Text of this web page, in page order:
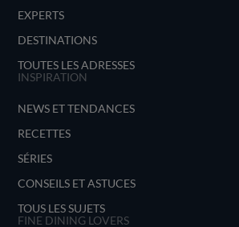
EXPERTS
DESTINATIONS
TOUTES LES ADRESSES
INSPIRATION
NEWS ET TENDANCES
RECETTES
SÉRIES
CONSEILS ET ASTUCES
TOUS LES SUJETS
FINE DINING LOVERS